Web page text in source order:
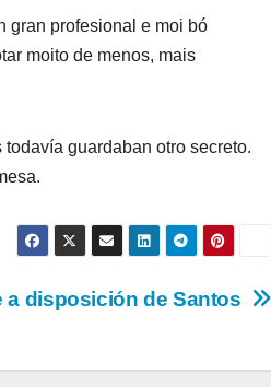
gran profesional e moi bó
moito de menos, mais
guardaban otro secreto.
a disposición de Santos